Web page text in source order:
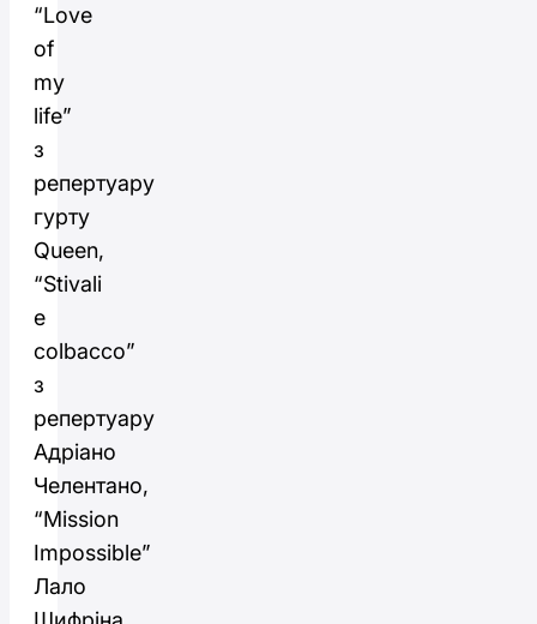
“Love
of
my
life”
з
репертуару
гурту
Queen,
“Stivali
e
colbacco”
з
репертуару
Адріано
Челентано,
“Mission
Impossible”
Лало